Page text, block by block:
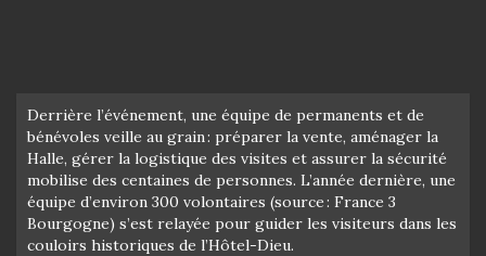
Derrière l’événement, une équipe de permanents et de
bénévoles veille au grain : préparer la vente, aménager la
Halle, gérer la logistique des visites et assurer la sécurité
mobilise des centaines de personnes. L’année dernière, une
équipe d’environ 300 volontaires (source : France 3
Bourgogne) s’est relayée pour guider les visiteurs dans les
couloirs historiques de l’Hôtel-Dieu.